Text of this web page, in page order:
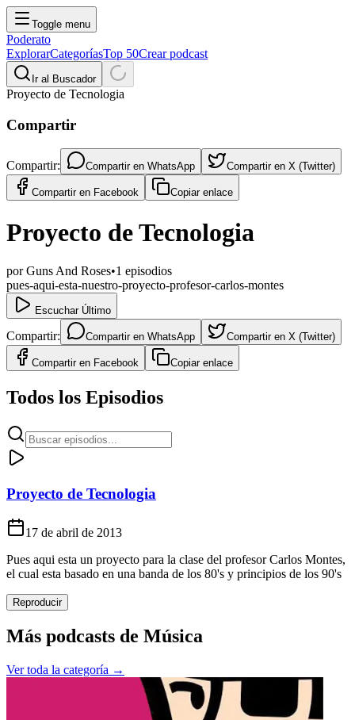
Toggle menu
Poderato
ExplorarCategoríasTop 50Crear podcast
Ir al Buscador
Proyecto de Tecnologia
Compartir
Compartir: Compartir en WhatsApp Compartir en X (Twitter)
Compartir en Facebook Copiar enlace
Proyecto de Tecnologia
porGuns And Roses•1 episodios
pues-aqui-esta-nuestro-proyecto-profesor-carlos-montes
Escuchar Último
Compartir: Compartir en WhatsApp Compartir en X (Twitter)
Compartir en Facebook Copiar enlace
Todos los Episodios
Proyecto de Tecnologia
17 de abril de 2013
Pues aqui esta un proyecto para la clase del profesor Carlos Montes,
el cual esta basado en una banda de los 80's y principios de los 90's
Reproducir
Más podcasts de Música
Ver toda la categoría →